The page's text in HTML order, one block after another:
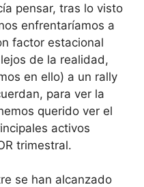
pensar, tras lo visto
enfrentaríamos a
factor estacional
de la realidad,
en ello) a un rally
para ver la
querido ver el
activos
trimestral.
se han alcanzado